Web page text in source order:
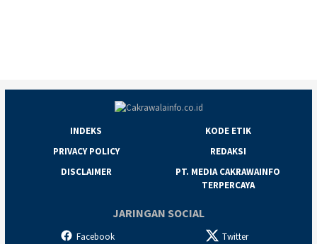
INDEKS
KODE ETIK
PRIVACY POLICY
REDAKSI
DISCLAIMER
PT. MEDIA CAKRAWAINFO
TERPERCAYA
JARINGAN SOCIAL
Facebook Twitter